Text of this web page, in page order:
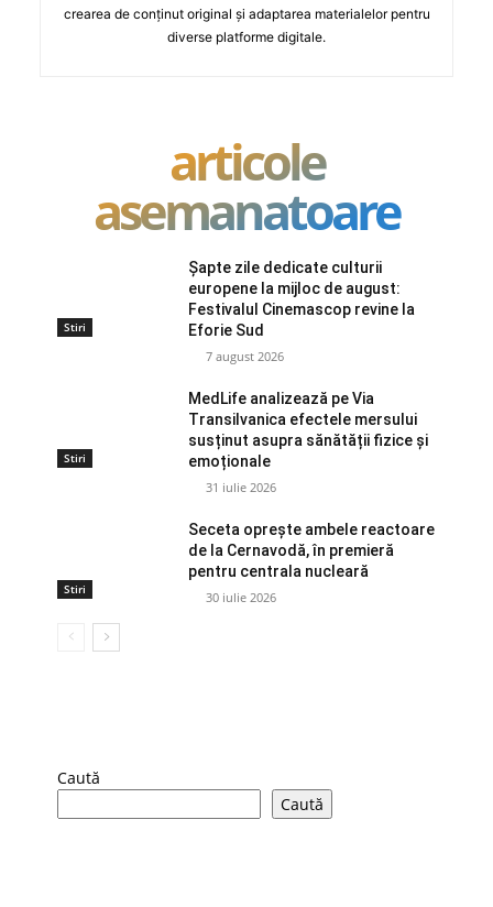
crearea de conținut original și adaptarea materialelor pentru
diverse platforme digitale.
articole
asemanatoare
Stiri
Șapte zile dedicate culturii
europene la mijloc de august:
Festivalul Cinemascop revine la
Eforie Sud
7 august 2026
Stiri
MedLife analizează pe Via
Transilvanica efectele mersului
susținut asupra sănătății fizice și
emoționale
31 iulie 2026
Stiri
Seceta oprește ambele reactoare
de la Cernavodă, în premieră
pentru centrala nucleară
30 iulie 2026
Caută
Caută